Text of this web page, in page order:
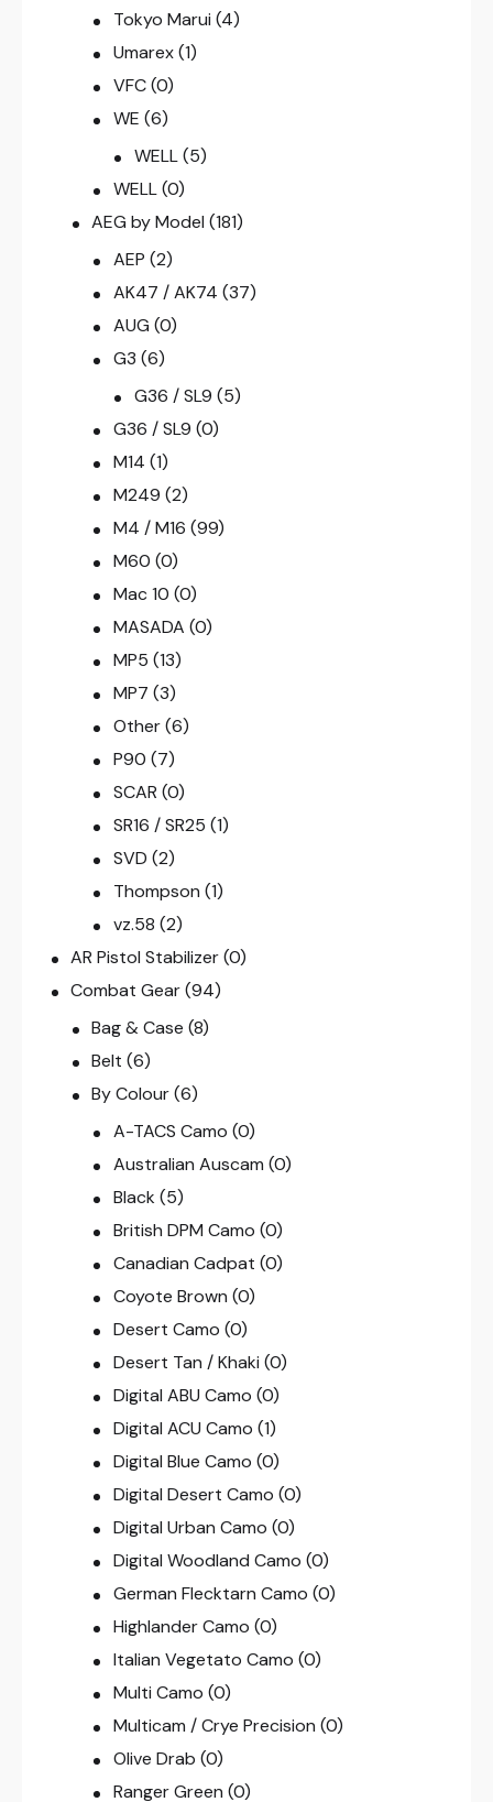
Tokyo Marui (4)
Umarex (1)
VFC (0)
WE (6)
WELL (5)
WELL (0)
AEG by Model (181)
AEP (2)
AK47 / AK74 (37)
AUG (0)
G3 (6)
G36 / SL9 (5)
G36 / SL9 (0)
M14 (1)
M249 (2)
M4 / M16 (99)
M60 (0)
Mac 10 (0)
MASADA (0)
MP5 (13)
MP7 (3)
Other (6)
P90 (7)
SCAR (0)
SR16 / SR25 (1)
SVD (2)
Thompson (1)
vz.58 (2)
AR Pistol Stabilizer(0)
Combat Gear(94)
Bag & Case (8)
Belt (6)
By Colour (6)
A-TACS Camo (0)
Australian Auscam (0)
Black (5)
British DPM Camo (0)
Canadian Cadpat (0)
Coyote Brown (0)
Desert Camo (0)
Desert Tan / Khaki (0)
Digital ABU Camo (0)
Digital ACU Camo (1)
Digital Blue Camo (0)
Digital Desert Camo (0)
Digital Urban Camo (0)
Digital Woodland Camo (0)
German Flecktarn Camo (0)
Highlander Camo (0)
Italian Vegetato Camo (0)
Multi Camo (0)
Multicam / Crye Precision (0)
Olive Drab (0)
Ranger Green (0)